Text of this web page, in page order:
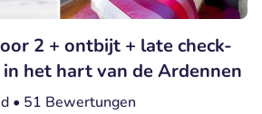
2 + ontbijt + late check-
het hart van de Ardennen
• 51 Bewertungen